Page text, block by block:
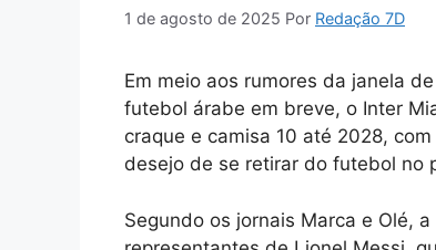
1 de agosto de 2025 Por Redação 7D
Em meio aos rumores da janela
futebol árabe em breve, o Inter
craque e camisa 10 até 2028,
desejo de se retirar do futebol no
Segundo os jornais Marca e Olé,